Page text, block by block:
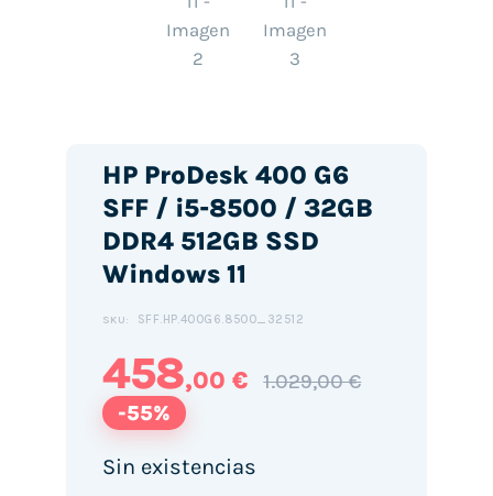
HP ProDesk 400 G6
SFF / i5-8500 / 32GB
DDR4 512GB SSD
Windows 11
SKU: SFF.HP.400G6.8500_32512
458,00 € 1.029,00 €
-55%
Sin existencias